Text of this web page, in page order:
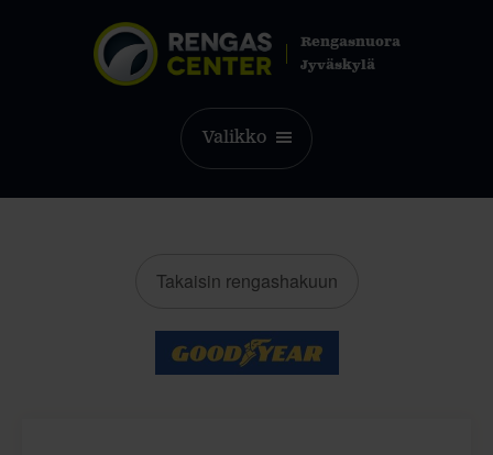
Rengasnuora
Jyväskylä
Valikko
Takaisin rengashakuun